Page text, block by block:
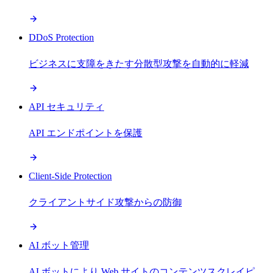
DDoS Protection
ビジネスに支障をきたす分散型攻撃を自動的に軽減
API セキュリティ
API エンドポイントを保護
Client-Side Protection
クライアントサイド攻撃からの防御
AI ボット管理